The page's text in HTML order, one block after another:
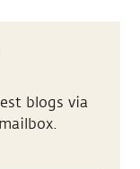
blogs via